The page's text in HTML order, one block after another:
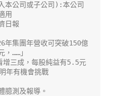
本公司或子公司):本公司
用
日報
集團年營收可突破150億
，……」
三成，每股純益有5.5元
有機會挑戰
測及報導。